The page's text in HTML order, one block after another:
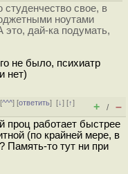
свое, в
ноутами
это, дай-ка подумать,
не было, психиатр
нет)
^^^] [ответить][↓] [↑]
+ / –
проц работает быстрее
(по крайней мере, в
Память-то тут ни при